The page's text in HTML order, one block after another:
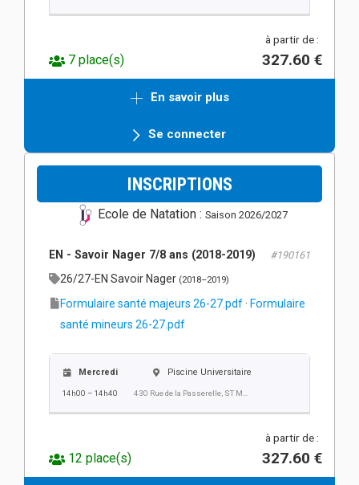
7 place(s)
à partir de :
327.60 €
En savoir plus
Se connecter
INSCRIPTIONS
Ecole de Natation : Saison 2026/2027
EN - Savoir Nager 7/8 ans (2018-2019) #190161
26/27-EN Savoir Nager (2018–2019)
Formulaire santé majeurs 26-27.pdf · Formulaire
santé mineurs 26-27.pdf
Mercredi
14h00 – 14h40
Piscine Universitaire
12 place(s)
à partir de :
327.60 €